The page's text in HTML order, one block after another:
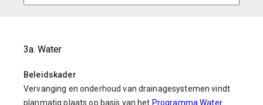
3a. Water
Beleidskader
Vervanging en onderhoud van drainagesystemen vindt
planmatig plaats op basis van het Programma Water